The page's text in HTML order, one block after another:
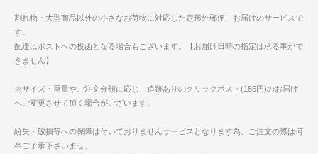
割れ物・大型商品以外の小さなお荷物に対応した定形外郵便 お届けのサービスで
す。
配達はポストへの投函となる場合もございます。【お届け日時の指定は承る事がで
きません】
※サイズ・重量やご注文金額に応じ、追跡ありのクリックポスト(185円)のお届け
へご変更させて頂く場合がございます。
紛失・破損等への保障は付いておりませんサービスとなります為、ご注文の際は何
卒ご了承下さいませ。